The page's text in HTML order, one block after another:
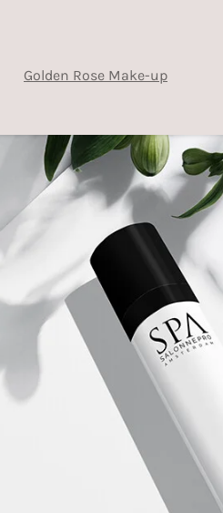
Golden Rose Make-up